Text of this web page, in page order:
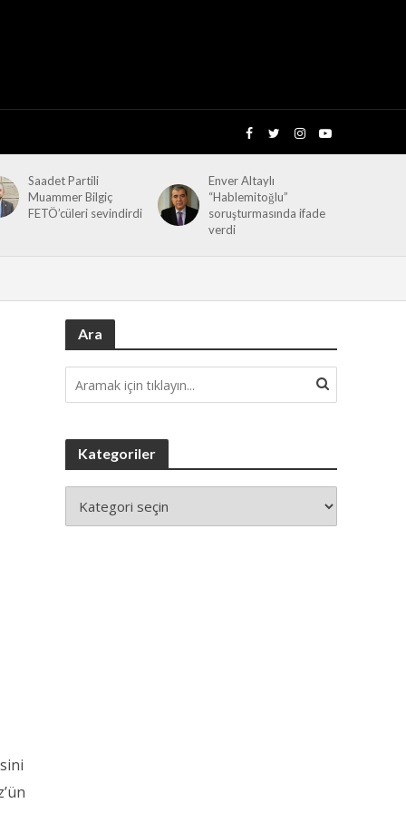
Saadet Partili
Muammer Bilgiç
FETÖ’cüleri sevindirdi
Enver Altaylı
“Hablemitoğlu”
soruşturmasında ifade
verdi
Ara
Kategoriler